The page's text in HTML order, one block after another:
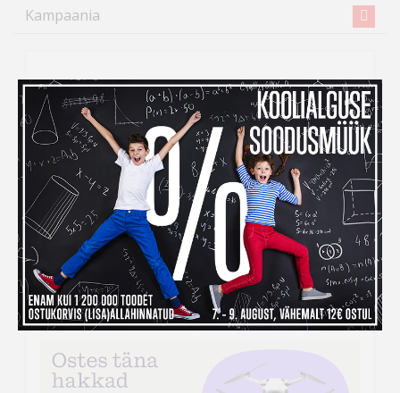
Kampaania
Inbank järelmaksuga ostes
maksad kauba eest alles
detsembris
Kui ihaldatud kaupade tellimiseks peaks raha nappima,
siisInbank järelmaksu abiga saad soovitud kauba
kohe kätte, aga maksma hakkad alles
detsembris!
Järelmaksu taotlemise protsess on lihtne –
veebikaubamaja ostukorvis tuleb makseviisiks valida
“Maksa järelmaksuga” ning seejärel täita kõik vajalikud
väljad.